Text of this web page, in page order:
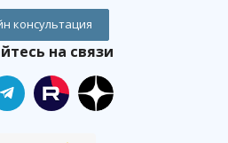
консультация
на связи